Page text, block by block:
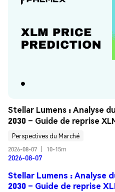
Stellar Lumens : Analyse
2030 – Guide de reprise
Perspectives du Marché
2026-08-07
10-15m
2026-08-07
Stellar Lumens : Analyse
2030 – Guide de reprise